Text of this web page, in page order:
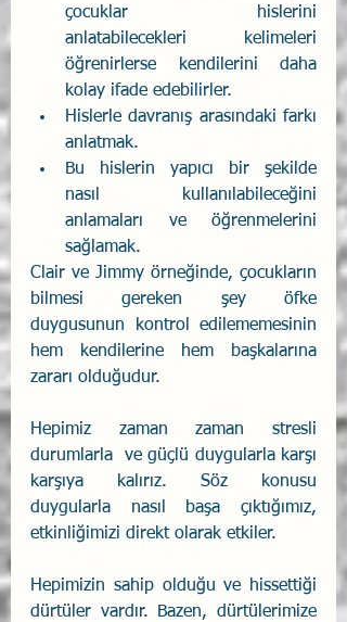
çocuklar hislerini
anlatabilecekleri kelimeleri
öğrenirlerse kendilerini daha
kolay ifade edebilirler.
Hislerle davranış arasındaki farkı
anlatmak.
Bu hislerin yapıcı bir şekilde
nasıl kullanılabileceğini
anlamaları ve öğrenmelerini
sağlamak.
Clair ve Jimmy örneğinde, çocukların
bilmesi gereken şey öfke
duygusunun kontrol edilememesinin
hem kendilerine hem başkalarına
zararı olduğudur.
Hepimiz zaman zaman stresli
durumlarla  ve güçlü duygularla karşı
karşıya kalırız. Söz konusu
duygularla nasıl başa çıktığımız,
etkinliğimizi direkt olarak etkiler.
Hepimizin sahip olduğu ve hissettiği
dürtüler vardır. Bazen, dürtülerimize